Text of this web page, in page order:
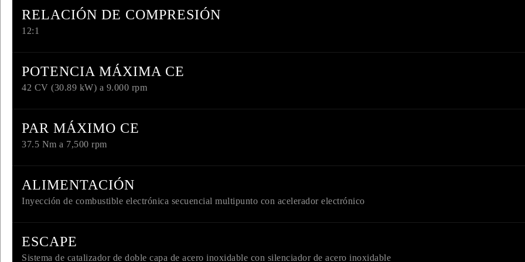
RELACIÓN DE COMPRESIÓN
12:1
POTENCIA MÁXIMA CE
42 CV (30.89 kW) a 9.000 rpm
PAR MÁXIMO CE
37.5 Nm a 7,500 rpm
ALIMENTACIÓN
Inyección de combustible electrónica secuencial multipunto con acelerador electrónico
ESCAPE
Sistema de catalizador de doble capa de acero inoxidable con silenciador de acero inoxidable